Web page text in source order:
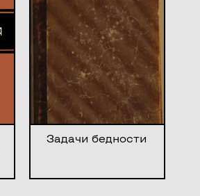
Задачи бедности